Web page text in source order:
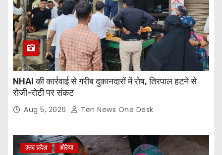
NHAI की कार्रवाई से गरीब दुकानदारों में रोष, तिरपाल हटने से
रोजी-रोटी पर संकट
Aug 5, 2026 Ten News One Desk
उत्तर प्रदेश औरेया